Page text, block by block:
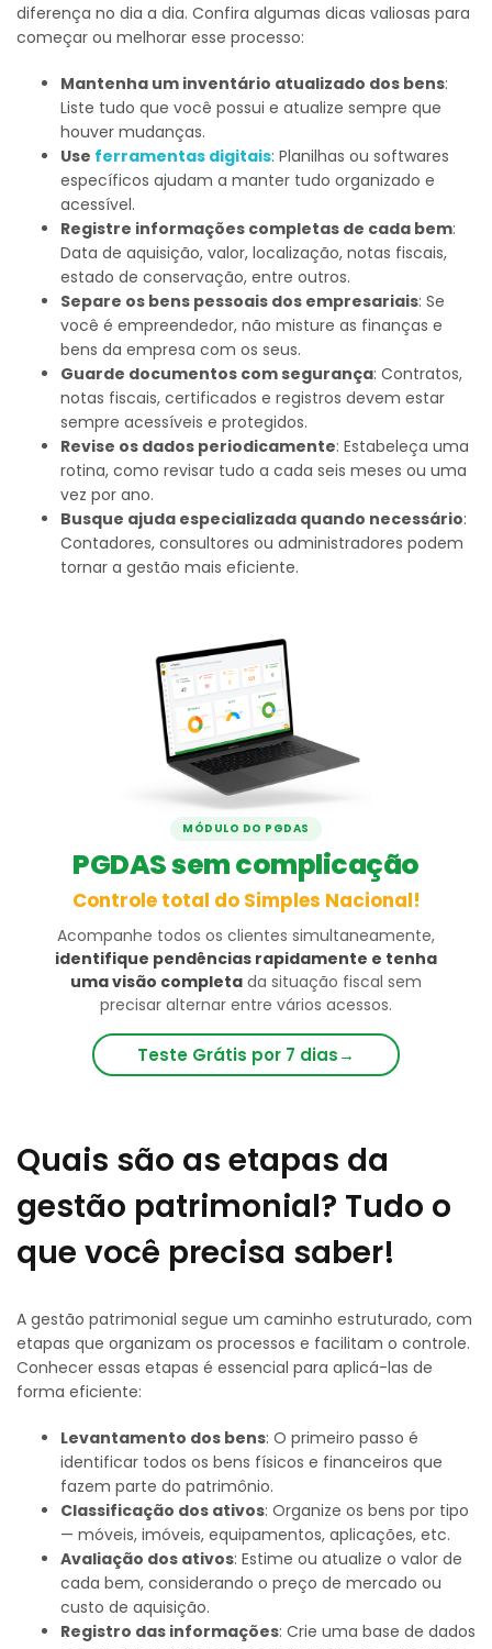
diferença no dia a dia. Confira algumas dicas valiosas para
começar ou melhorar esse processo:
Mantenha um inventário atualizado dos bens:
Liste tudo que você possui e atualize sempre que
houver mudanças.
Use ferramentas digitais: Planilhas ou softwares
específicos ajudam a manter tudo organizado e
acessível.
Registre informações completas de cada bem:
Data de aquisição, valor, localização, notas fiscais,
estado de conservação, entre outros.
Separe os bens pessoais dos empresariais: Se
você é empreendedor, não misture as finanças e
bens da empresa com os seus.
Guarde documentos com segurança: Contratos,
notas fiscais, certificados e registros devem estar
sempre acessíveis e protegidos.
Revise os dados periodicamente: Estabeleça uma
rotina, como revisar tudo a cada seis meses ou uma
vez por ano.
Busque ajuda especializada quando necessário:
Contadores, consultores ou administradores podem
tornar a gestão mais eficiente.
MÓDULO DO PGDAS
PGDAS sem complicação
Controle total do Simples Nacional!
Acompanhe todos os clientes simultaneamente,
identifique pendências rapidamente e tenha
uma visão completa da situação fiscal sem
precisar alternar entre vários acessos.
Teste Grátis por 7 dias→
Quais são as etapas da
gestão patrimonial? Tudo o
que você precisa saber!
A gestão patrimonial segue um caminho estruturado, com
etapas que organizam os processos e facilitam o controle.
Conhecer essas etapas é essencial para aplicá-las de
forma eficiente:
Levantamento dos bens: O primeiro passo é
identificar todos os bens físicos e financeiros que
fazem parte do patrimônio.
Classificação dos ativos: Organize os bens por tipo
— móveis, imóveis, equipamentos, aplicações, etc.
Avaliação dos ativos: Estime ou atualize o valor de
cada bem, considerando o preço de mercado ou
custo de aquisição.
Registro das informações: Crie uma base de dados